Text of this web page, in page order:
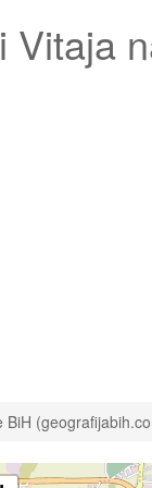
Vitaja
BiH